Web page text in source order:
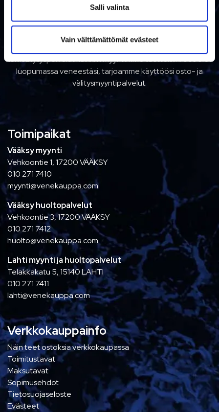
Salli valinta
Vain välttämättömät evästeet
talvisäilytyspalvelut kaikkiin myymiimme tuotteisiin. Jos olet
luopumassa veneestäsi, tarjoamme käyttöösi osto- ja
välitysmyyntipalvelut.
Toimipaikat
Vääksy myynti
Vehkoontie 1, 17200 VÄÄKSY
010 271 7410
myynti@venekauppa.com
Vääksy huoltopalvelut
Vehkoontie 3, 17200 VÄÄKSY
010 271 7412
huolto@venekauppa.com
Lahti myynti ja huoltopalvelut
Telakkakatu 5, 15140 LAHTI
010 271 7411
lahti@venekauppa.com
Verkkokauppainfo
Näin teet ostoksia verkkokaupassa
Toimitustavat
Maksutavat
Sopimusehdot
Tietosuojaseloste
Evästeet